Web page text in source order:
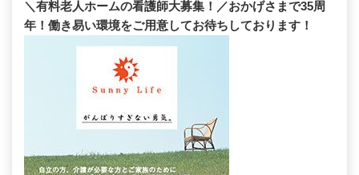
＼有料老人ホームの看護師大募集！／おかげさまで35周
年！働き易い環境をご用意してお待ちしております！